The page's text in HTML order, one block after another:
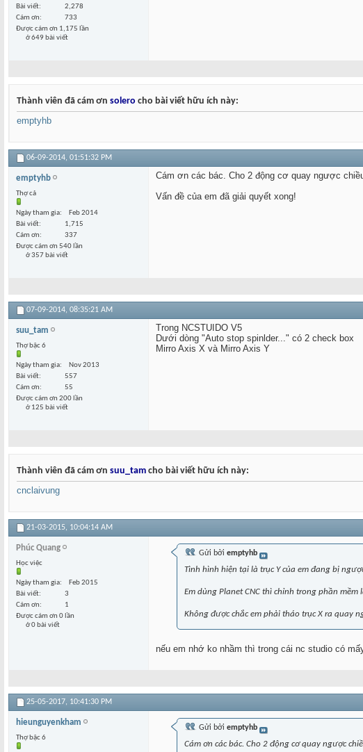
Bài viết
2,278
Cám ơn
733
Được cám ơn 1,175 lần
ở 649 bài viết
Thành viên đã cám ơn solero cho bài viết hữu ích này:
emptyhb
06-09-2014, 01:51:32 PM
emptyhb
Thợ cả
Ngày tham gia
Feb 2014
Bài viết
1,715
Cám ơn
337
Được cám ơn 540 lần
ở 357 bài viết
Cám ơn các bác. Cho 2 động cơ quay ngược
Vấn đề của em đã giải quyết xong!
07-09-2014, 08:35:21 AM
suu_tam
Thợ bậc 6
Ngày tham gia
Nov 2013
Bài viết
557
Cám ơn
55
Được cám ơn 200 lần
ở 125 bài viết
Trong NCSTUIDO V5
Dưới dòng "Auto stop spinlder..." có 2 check box
Mirro Axis X và Mirro Axis Y
Thành viên đã cám ơn suu_tam cho bài viết hữu ích này:
cnclaivung
21-03-2015, 10:04:14 AM
Phúc Quang
Học việc
Ngày tham gia
Feb 2015
Bài viết
3
Cám ơn
1
Được cám ơn 0 lần
ở 0 bài viết
Gửi bởi emptyhb
Tình hình hiện tại là trục Y của em đang bị
Em dùng Planet CNC thì chỉnh trong phần
Không được chắc em phải tháo trục X ra quay
nếu em nhớ ko nhầm thì trong cái nc studio có
25-05-2017, 10:41:30 PM
hieunguyenkham
Thợ bậc 6
Gửi bởi emptyhb
Cám ơn các bác. Cho 2 động cơ quay ngược